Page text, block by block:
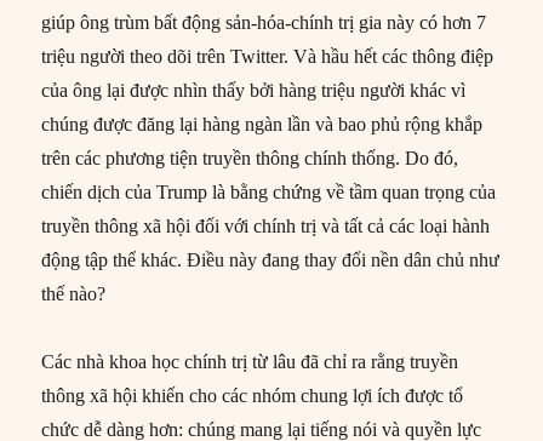
giúp ông trùm bất động sản-hóa-chính trị gia này có hơn 7
triệu người theo dõi trên Twitter. Và hầu hết các thông điệp
của ông lại được nhìn thấy bởi hàng triệu người khác vì
chúng được đăng lại hàng ngàn lần và bao phủ rộng khắp
trên các phương tiện truyền thông chính thống. Do đó,
chiến dịch của Trump là bằng chứng về tầm quan trọng của
truyền thông xã hội đối với chính trị và tất cả các loại hành
động tập thể khác. Điều này đang thay đổi nền dân chủ như
thế nào?
Các nhà khoa học chính trị từ lâu đã chỉ ra rằng truyền
thông xã hội khiến cho các nhóm chung lợi ích được tổ
chức dễ dàng hơn: chúng mang lại tiếng nói và quyền lực